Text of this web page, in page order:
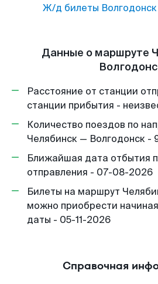
Ж/д билеты Волгодонск
Данные о маршруте
Расстояние от станции
станции прибытия -
Количество поездов по
Челябинск — Волгодонск -
Ближайшая дата отбытия
отправления - 07-08-2026
Билеты на маршрут
можно приобрести
даты - 05-11-2026
Справочная